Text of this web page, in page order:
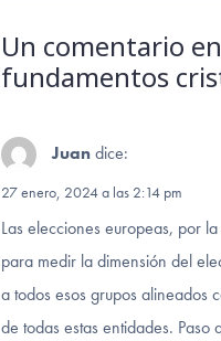
Un comentario
fundamentos
Juandice:
27 enero, 2024 a las 2:14 pm
Las elecciones europeas, por
para medir la dimensión del
a todos esos grupos alineados
de todas estas entidades.